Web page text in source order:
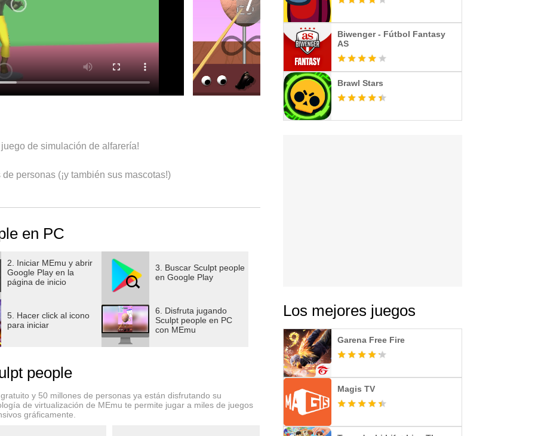
de simulación de alfarería!
personas (¡y también sus mascotas!)
capacidad de esculpir personas, pintar y convertir una
la masa de arcilla en una obra de arte!
ahora mismo
una obra maestra de alfarería!
en PC
2. Iniciar MEmu y abrir
Google Play en la
página de inicio
3. Buscar Sculpt people
en Google Play
5. Hacer click al icono
para iniciar
6. Disfruta jugando
Sculpt people en PC
con MEmu
people
y 50 millones de personas ya están disfrutando su
de virtualización de MEmu te permite jugar a miles de juegos
gráficamente.
Biwenger - Fútbol Fantasy
AS
Brawl Stars
Los mejores juegos
Garena Free Fire
Magis TV